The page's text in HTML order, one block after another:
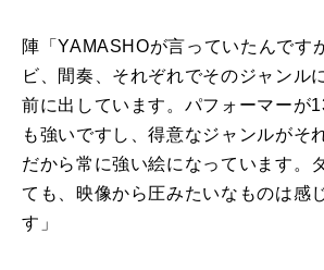
陣「YAMASHOが言っていたんです
ビ、間奏、それぞれでそのジャンル
前に出しています。パフォーマーが
も強いですし、得意なジャンルがそ
だから常に強い絵になっています。
ても、映像から圧みたいなものは感
す」